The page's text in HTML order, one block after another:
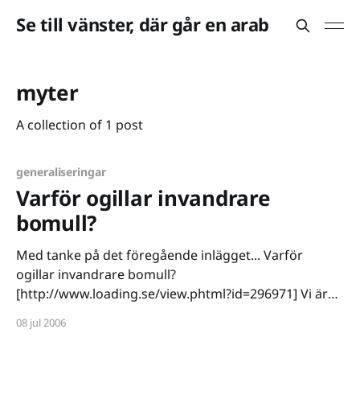
Se till vänster, där går en arab
myter
A collection of 1 post
generaliseringar
Varför ogillar invandrare
bomull?
Med tanke på det föregående inlägget... Varför
ogillar invandrare bomull?
[http://www.loading.se/view.phtml?id=296971] Vi är
inte tillbaka, det är lönlöst...
08 jul 2006